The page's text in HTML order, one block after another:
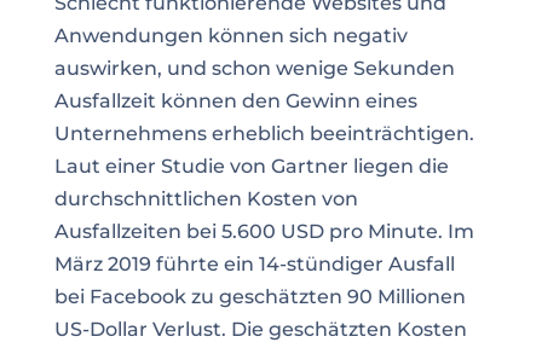
Anwendungen können sich negativ
auswirken, und schon wenige Sekunden
Ausfallzeit können den Gewinn eines
Unternehmens erheblich beeinträchtigen.
Laut einer Studie von Gartner liegen die
durchschnittlichen Kosten von
Ausfallzeiten bei 5.600 USD pro Minute. Im
März 2019 führte ein 14-stündiger Ausfall
bei Facebook zu geschätzten 90 Millionen
US-Dollar Verlust. Die geschätzten Kosten